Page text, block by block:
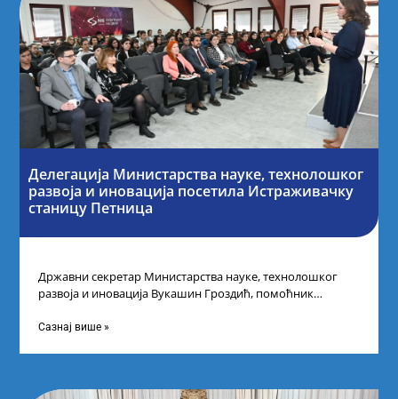
Делегација Министарства науке, технолошког
развоја и иновација посетила Истраживачку
станицу Петница
Државни секретар Министарства науке, технолошког
развоја и иновација Вукашин Гроздић, помоћник
промоцију
Сазнај више »